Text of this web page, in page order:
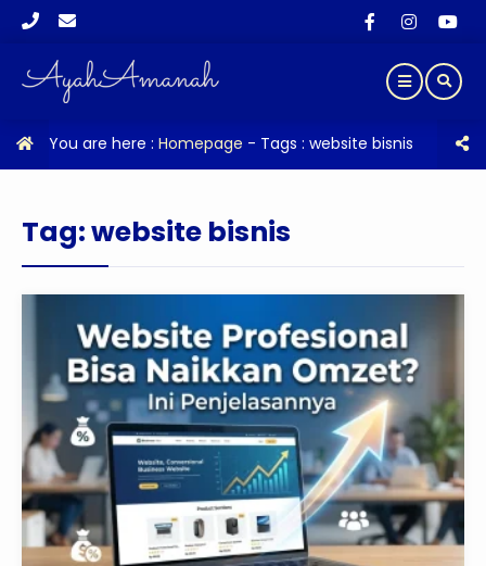
You are here : Homepage - Tags : website bisnis
Tag:website bisnis